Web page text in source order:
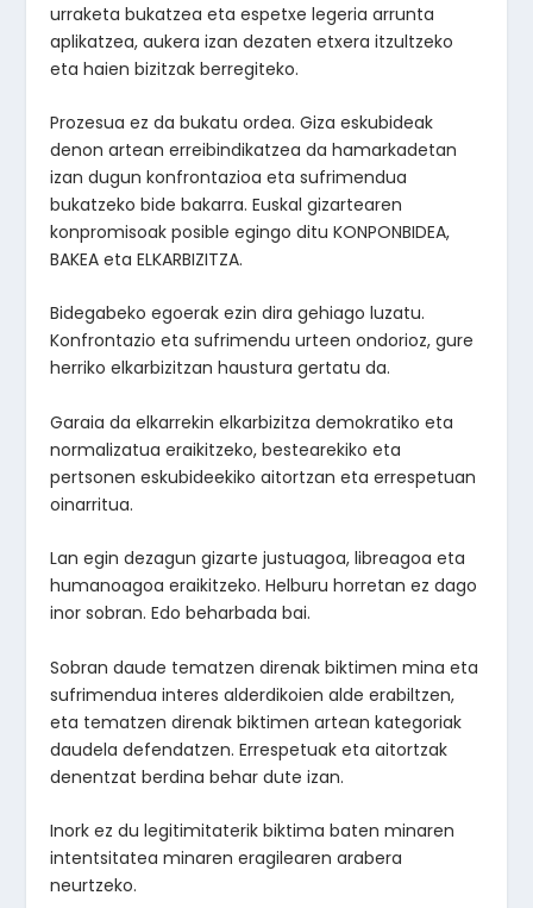
urraketa bukatzea eta espetxe legeria arrunta
aplikatzea, aukera izan dezaten etxera itzultzeko
eta haien bizitzak berregiteko.
Prozesua ez da bukatu ordea. Giza eskubideak
denon artean erreibindikatzea da hamarkadetan
izan dugun konfrontazioa eta sufrimendua
bukatzeko bide bakarra. Euskal gizartearen
konpromisoak posible egingo ditu KONPONBIDEA,
BAKEA eta ELKARBIZITZA.
Bidegabeko egoerak ezin dira gehiago luzatu.
Konfrontazio eta sufrimendu urteen ondorioz, gure
herriko elkarbizitzan haustura gertatu da.
Garaia da elkarrekin elkarbizitza demokratiko eta
normalizatua eraikitzeko, bestearekiko eta
pertsonen eskubideekiko aitortzan eta errespetuan
oinarritua.
Lan egin dezagun gizarte justuagoa, libreagoa eta
humanoagoa eraikitzeko. Helburu horretan ez dago
inor sobran. Edo beharbada bai.
Sobran daude tematzen direnak biktimen mina eta
sufrimendua interes alderdikoien alde erabiltzen,
eta tematzen direnak biktimen artean kategoriak
daudela defendatzen. Errespetuak eta aitortzak
denentzat berdina behar dute izan.
Inork ez du legitimitaterik biktima baten minaren
intentsitatea minaren eragilearen arabera
neurtzeko.